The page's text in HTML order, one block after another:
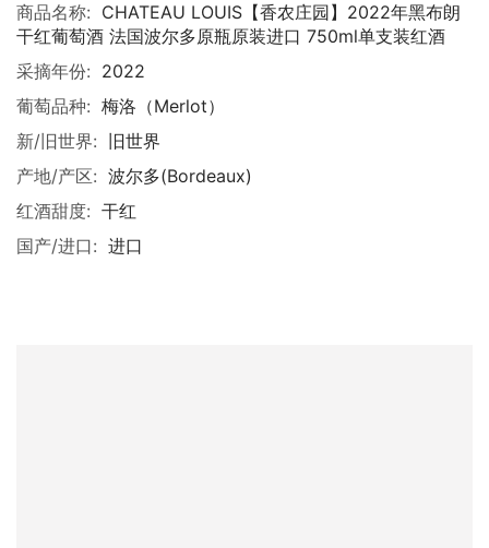
商品名称: CHATEAU LOUIS【香农庄园】2022年黑布朗
干红葡萄酒 法国波尔多原瓶原装进口 750ml单支装红酒
采摘年份: 2022
葡萄品种: 梅洛（Merlot）
新/旧世界:
旧世界
产地/产区: 波尔多(Bordeaux)
红酒甜度: 干红
国产/进口: 进口